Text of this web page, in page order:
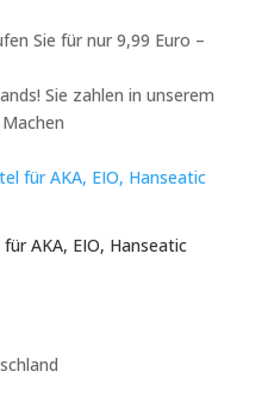
Sie für nur 9,99 Euro –
Sie zahlen in unserem
AKA, EIO, Hanseatic